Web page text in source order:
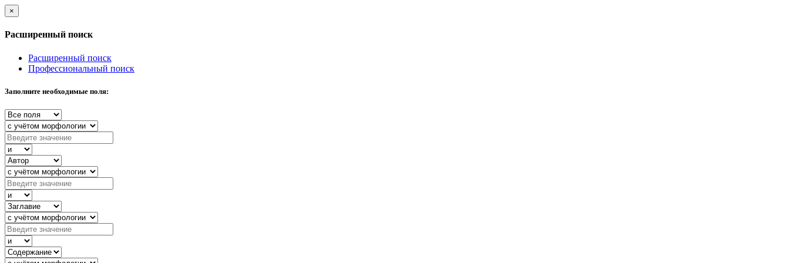
×
Расширенный поиск
Расширенный поиск
Профессиональный поиск
Заполните необходимые поля: